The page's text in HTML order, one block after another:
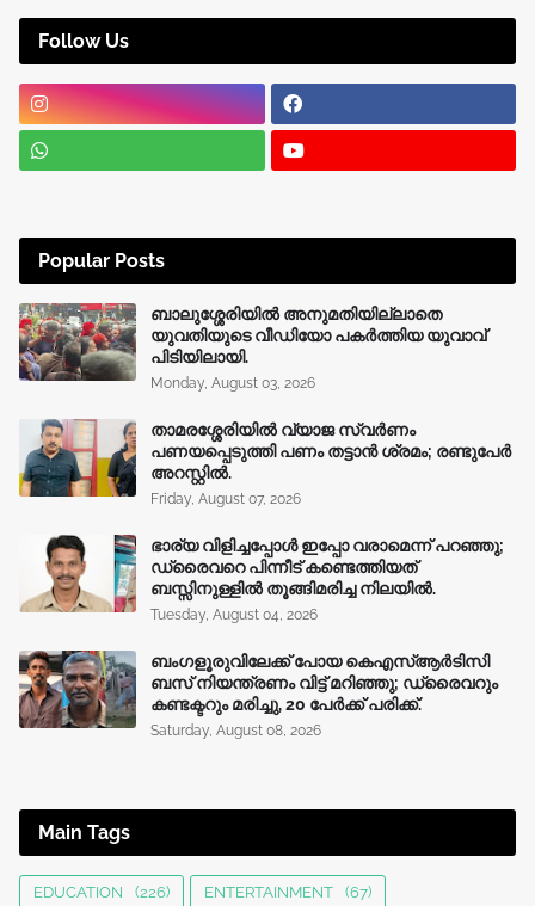
Follow Us
Popular Posts
ബാലുശ്ശേരിയിൽ അനുമതിയില്ലാതെ
യുവതിയുടെ വീഡിയോ പകർത്തിയ യുവാവ്
പിടിയിലായി.
Monday, August 03, 2026
താമരശ്ശേരിയിൽ വ്യാജ സ്വർണം
പണയപ്പെടുത്തി പണം തട്ടാൻ ശ്രമം; രണ്ടുപേർ
അറസ്റ്റിൽ.
Friday, August 07, 2026
ഭാര്യ വിളിച്ചപ്പോള്‍ ഇപ്പോ വരാമെന്ന് പറഞ്ഞു;
ഡ്രൈവറെ പിന്നീട് കണ്ടെത്തിയത്
ബസ്സിനുള്ളില്‍ തൂങ്ങിമരിച്ച നിലയിൽ.
Tuesday, August 04, 2026
ബംഗളൂരുവിലേക്ക് പോയ കെഎസ്ആർടിസി
ബസ് നിയന്ത്രണം വിട്ട് മറിഞ്ഞു; ഡ്രൈവറും
കണ്ടക്ടറും മരിച്ചു, 20 പേർക്ക് പരിക്ക്.
Saturday, August 08, 2026
Main Tags
EDUCATION (226) ENTERTAINMENT (67)